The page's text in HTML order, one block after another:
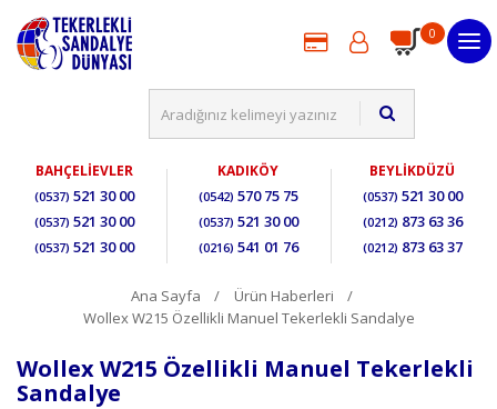
0
BAHÇELİEVLER
(0537) 521 30 00
(0537) 521 30 00
(0537) 521 30 00
KADIKÖY
(0542) 570 75 75
(0537) 521 30 00
(0216) 541 01 76
BEYLİKDÜZÜ
(0537) 521 30 00
(0212) 873 63 36
(0212) 873 63 37
Ana Sayfa
Ürün Haberleri
Wollex W215 Özellikli Manuel Tekerlekli Sandalye
Wollex W215 Özellikli Manuel Tekerlekli
Sandalye